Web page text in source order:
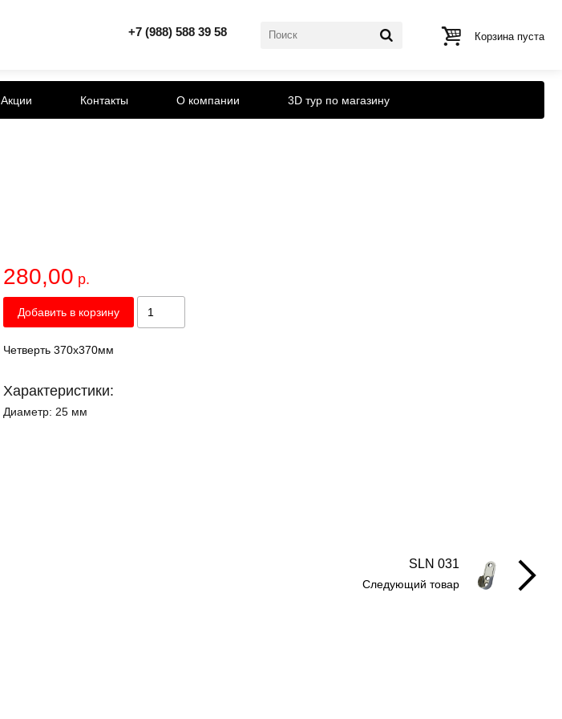
Корзина пуста
+7 (988) 588 39 58
Акции Контакты О компании 3D тур по магазину
280,00 р.
Добавить в корзину
Четверть 370x370мм
Характеристики:
Диаметр: 25 мм
SLN 031
Следующий товар